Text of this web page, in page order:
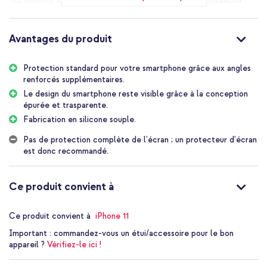
Les avantages de la coque
Protection contre les chutes jusqu'à 1 mètre grâce aux coins
renforcés
Le design transparent conserve l'apparence de votre iPhone 11
visible
Fabriqué en silicone flexible et TPU doux pour une meilleure
prise en main et absorption des chocs
Les bords surélevés empêchent l'écran et la caméra de toucher
Ajustement serré qui se sent mince et ajoute très peu de poids
Tous les boutons et ports restent libres pour une utilisation sans
interruption
Inclus 1 an de garantie
Avantages du produit
Protection standard pour votre smartphone grâce aux angles
renforcés supplémentaires.
Le design du smartphone reste visible grâce à la conception
épurée et trasparente.
Fabrication en silicone souple.
Pas de protection complète de l'écran ; un protecteur d'écran
est donc recommandé.
Ce produit convient à
Ce produit convient à iPhone 11
Important : commandez-vous un étui/accessoire pour le bon
appareil ? Vérifiez-le ici !